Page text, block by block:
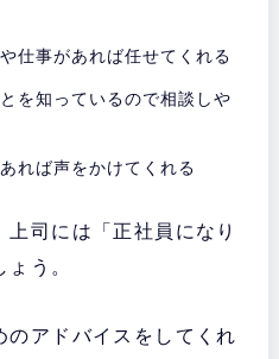
仕事があれば任せてくれる
を知っているので相談しや
れば声をかけてくれる
司には「正社員になり
う。
のアドバイスをしてくれ